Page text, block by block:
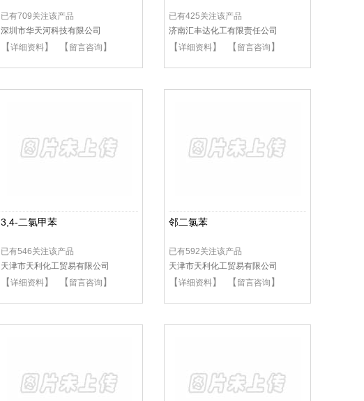
已有709关注该产品
深圳市华天河科技有限公司
【详细资料】 【 留言咨询 】
已有425关注该产品
济南汇丰达化工有限责任公司
【详细资料】 【 留言咨询 】
3,4-二氯甲苯
已有546关注该产品
天津市天利化工贸易有限公司
【详细资料】 【 留言咨询 】
邻二氯苯
已有592关注该产品
天津市天利化工贸易有限公司
【详细资料】 【 留言咨询 】